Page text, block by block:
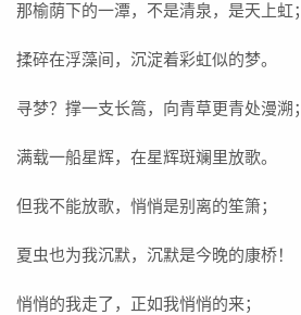
那榆荫下的一潭，不是清泉，是天上虹；
揉碎在浮藻间，沉淀着彩虹似的梦。
寻梦？撑一支长篙，向青草更青处漫溯；
满载一船星辉，在星辉斑斓里放歌。
但我不能放歌，悄悄是别离的笙箫；
夏虫也为我沉默，沉默是今晚的康桥！
悄悄的我走了，正如我悄悄的来；